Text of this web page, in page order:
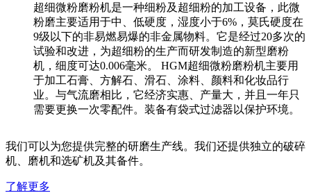
超细微粉磨粉机是一种细粉及超细粉的加工设备，此微
粉磨主要适用于中、低硬度，湿度小于6%，莫氏硬度在
9级以下的非易燃易爆的非金属物料。它是经过20多次的
试验和改进，为超细粉的生产而研发制造的新型磨粉
机，细度可达0.006毫米。 HGM超细微粉磨粉机主要用
于加工石膏、方解石、滑石、涂料、颜料和化妆品行
业。与气流磨相比，它经济实惠、产量大，并且一年只
需要更换一次零配件。装备有袋式过滤器以保护环境。
我们可以为您提供完整的研磨生产线。我们还提供独立的破碎
机、磨机和选矿机及其备件。
了解更多